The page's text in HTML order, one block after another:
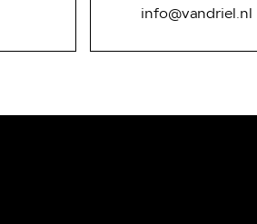
info@vandriel.nl